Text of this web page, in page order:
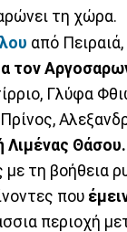
τη χώρα.
από
τον
Γλύφα
Λιμένας Θάσου.
με τη βοήθεια
που
περιοχή